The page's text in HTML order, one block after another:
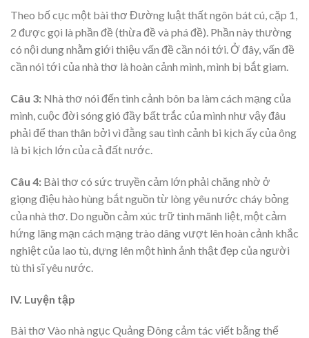
Theo bố cục một bài thơ Đường luật thất ngôn bát cú, cặp 1,
2 được gọi là phần đề (thừa đề và phá đề). Phần này thường
có nội dung nhằm giới thiệu vấn đề cần nói tới. Ở đây, vấn đề
cần nói tới của nhà thơ là hoàn cảnh mình, mình bị bắt giam.
Câu 3: Nhà thơ nói đến tình cảnh bôn ba làm cách mạng của
mình, cuộc đời sóng gió đầy bất trắc của mình như vậy đâu
phải để than thân bởi vì đằng sau tình cảnh bi kịch ấy của ông
là bi kịch lớn của cả đất nước.
Câu 4: Bài thơ có sức truyền cảm lớn phải chăng nhờ ở
giọng điệu hào hùng bắt nguồn từ lòng yêu nước cháy bỏng
của nhà thơ. Do nguồn cảm xúc trữ tình mãnh liệt, một cảm
hứng lãng mạn cách mạng trào dâng vượt lên hoàn cảnh khắc
nghiệt của lao tù, dựng lên một hình ảnh thật đẹp của người
tù thi sĩ yêu nước.
IV. Luyện tập
Bài thơ Vào nhà ngục Quảng Đông cảm tác viết bằng thể